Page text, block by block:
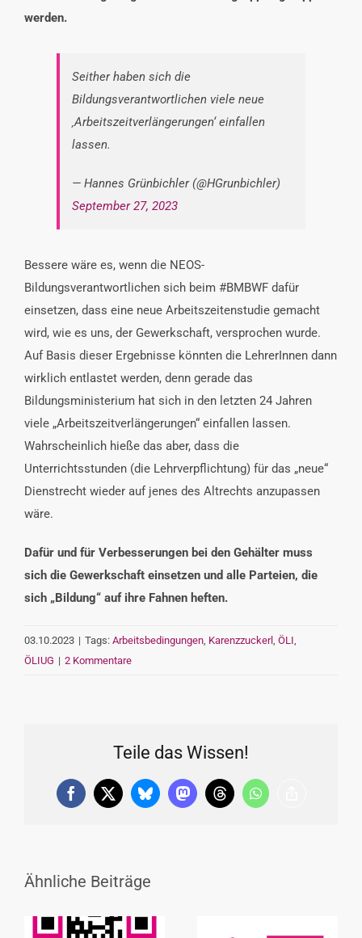
werden.
Seither haben sich die
Bildungsverantwortlichen viele neue
‚Arbeitszeitverlängerungen‘ einfallen
lassen.
— Hannes Grünbichler (@HGrunbichler)
September 27, 2023
Bessere wäre es, wenn die NEOS-
Bildungsverantwortlichen sich beim #BMBWF dafür
einsetzen, dass eine neue Arbeitszeitenstudie gemacht
wird, wie es uns, der Gewerkschaft, versprochen wurde.
Auf Basis dieser Ergebnisse könnten die LehrerInnen dann
wirklich entlastet werden, denn gerade das
Bildungsministerium hat sich in den letzten 24 Jahren
viele „Arbeitszeitverlängerungen“ einfallen lassen.
Wahrscheinlich hieße das aber, dass die
Unterrichtsstunden (die Lehrverpflichtung) für das „neue“
Dienstrecht wieder auf jenes des Altrechts anzupassen
wäre.
Dafür und für Verbesserungen bei den Gehälter muss
sich die Gewerkschaft einsetzen und alle Parteien, die
sich „Bildung“ auf ihre Fahnen heften.
03.10.2023 | Tags: Arbeitsbedingungen Karenzzuckerl ÖLI
ÖLIUG | 2 Kommentare
Teile das Wissen!
Facebook
X BlueskyMastodonThreadsWhatsApp
Ähnliche Beiträge